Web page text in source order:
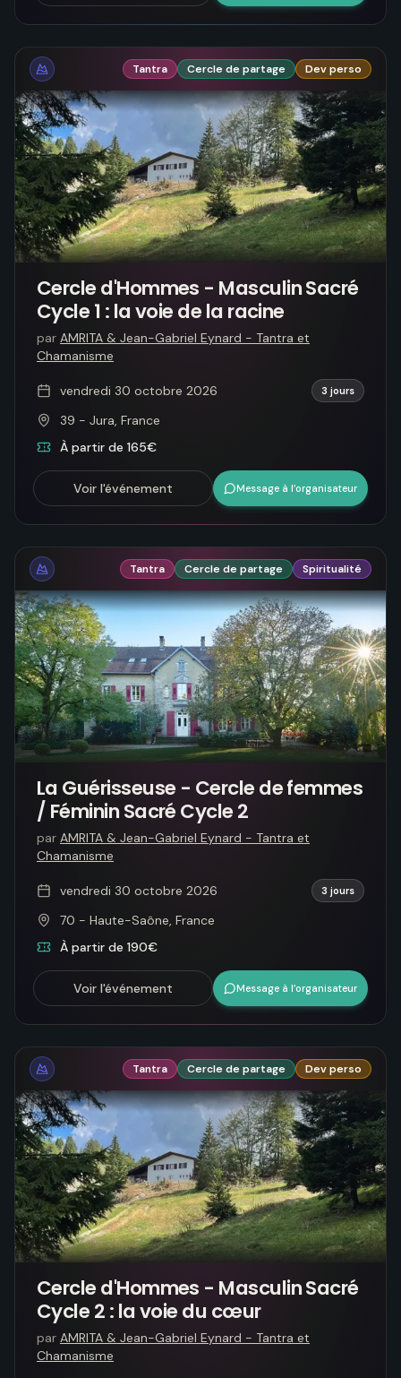
Tantra Cercle de partage Dev perso
Cercle d'Hommes - Masculin Sacré
Cycle 1 : la voie de la racine
par AMRITA & Jean-Gabriel Eynard - Tantra et
Chamanisme
vendredi 30 octobre 2026 3 jours
39 - Jura, France
À partir de 165€
Voir l'événement Message à l’organisateur
Tantra Cercle de partage Spiritualité
La Guérisseuse - Cercle de femmes
/ Féminin Sacré Cycle 2
par AMRITA & Jean-Gabriel Eynard - Tantra et
Chamanisme
vendredi 30 octobre 2026 3 jours
70 - Haute-Saône, France
À partir de 190€
Voir l'événement Message à l’organisateur
Tantra Cercle de partage Dev perso
Cercle d'Hommes - Masculin Sacré
Cycle 2 : la voie du cœur
par AMRITA & Jean-Gabriel Eynard - Tantra et
Chamanisme